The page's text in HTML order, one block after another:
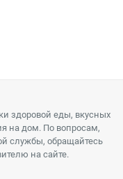
здоровой еды, вкусных
на дом. По вопросам,
службы, обращайтесь
на сайте.